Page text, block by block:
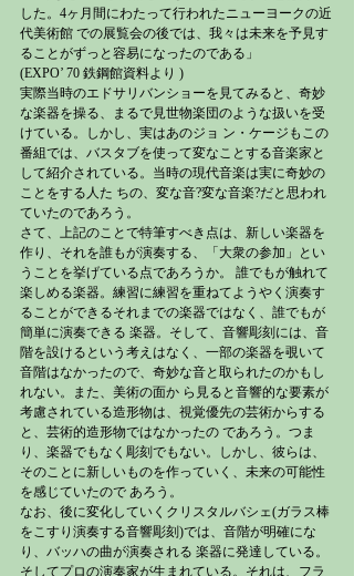
した。4ヶ月間にわたって行われたニューヨークの近
代美術館 での展覧会の後では、我々は未来を予見す
ることがずっと容易になったのである」
(EXPO’ 70 鉄鋼館資料より )
実際当時のエドサリバンショーを見てみると、奇妙
な楽器を操る、まるで見世物楽団のような扱いを受
けている。しかし、実はあのジョ ン・ケージもこの
番組では、バスタブを使って変なことする音楽家と
して紹介されている。当時の現代音楽は実に奇妙の
ことをする人た ちの、変な音?変な音楽?だと思われ
ていたのであろう。
さて、上記のことで特筆すべき点は、新しい楽器を
作り、それを誰もが演奏する、「大衆の参加」とい
うことを挙げている点であろうか。 誰でもが触れて
楽しめる楽器。練習に練習を重ねてようやく演奏す
ることができるそれまでの楽器ではなく、誰でもが
簡単に演奏できる 楽器。そして、音響彫刻には、音
階を設けるという考えはなく、一部の楽器を覗いて
音階はなかったので、奇妙な音と取られたのかもし
れない。また、美術の面か ら見ると音響的な要素が
考慮されている造形物は、視覚優先の芸術からする
と、芸術的造形物ではなかったの であろう。つま
り、楽器でもなく彫刻でもない。しかし、彼らは、
そのことに新しいものを作っていく、未来の可能性
を感じていたので あろう。
なお、後に変化していくクリスタルバシェ(ガラス棒
をこすり演奏する音響彫刻)では、音階が明確にな
り、バッハの曲が演奏される 楽器に発達している。
そしてプロの演奏家が生まれている。それは、フラ